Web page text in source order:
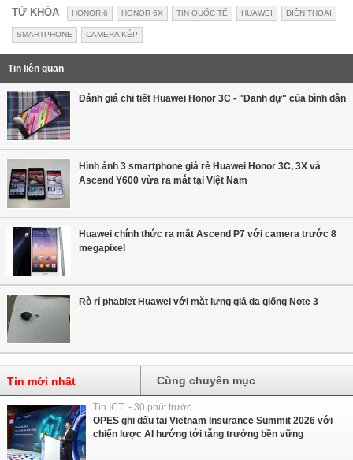
TỪ KHÓA HONOR 6 HONOR 6X TIN QUỐC TẾ HUAWEI ĐIỆN THOẠI
SMARTPHONE CAMERA KÉP
Tin liên quan
Đánh giá chi tiết Huawei Honor 3C - "Danh dự" của bình dân
Hình ảnh 3 smartphone giá rẻ Huawei Honor 3C, 3X và
Ascend Y600 vừa ra mắt tại Việt Nam
Huawei chính thức ra mắt Ascend P7 với camera trước 8
megapixel
Rò rỉ phablet Huawei với mặt lưng giả da giống Note 3
Tin mới nhất Cùng chuyên mục
Tin ICT - 30 phút trước
OPES ghi dấu tại Vietnam Insurance Summit 2026 với
chiến lược AI hướng tới tăng trưởng bền vững